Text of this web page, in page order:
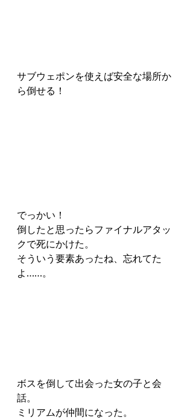
サブウェポンを使えば安全な場所か
ら倒せる！
でっかい！
倒したと思ったらファイナルアタッ
クで死にかけた。
そういう要素あったね、忘れてた
よ……。
ボスを倒して出会った女の子と会
話。
ミリアムが仲間になった。